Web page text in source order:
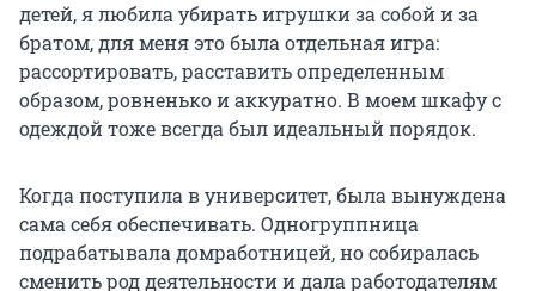
детей, я любила убирать игрушки за собой и за
братом, для меня это была отдельная игра:
рассортировать, расставить определенным
образом, ровненько и аккуратно. В моем шкафу с
одеждой тоже всегда был идеальный порядок.
Когда поступила в университет, была вынуждена
сама себя обеспечивать. Одногруппница
подрабатывала домработницей, но собиралась
сменить род деятельности и дала работодателям